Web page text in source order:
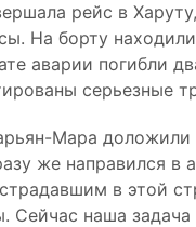
рейс в
На борту
аварии погибли
серьезные
Мара доложили
же направился в
в этой
Сейчас наша